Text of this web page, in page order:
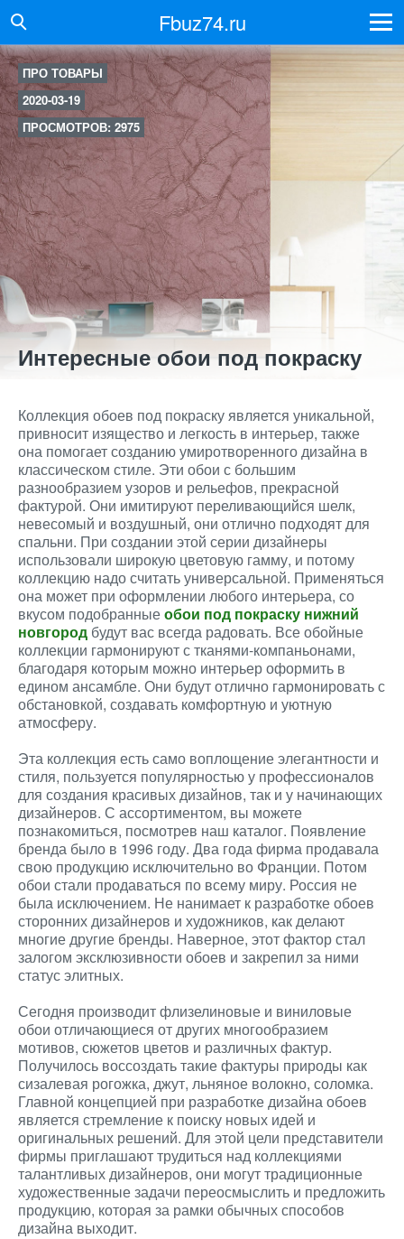
Fbuz74.ru
ПРО ТОВАРЫ
2020-03-19
ПРОСМОТРОВ: 2975
Интересные обои под покраску
Коллекция обоев под покраску является уникальной,
привносит изящество и легкость в интерьер, также
она помогает созданию умиротворенного дизайна в
классическом стиле. Эти обои с большим
разнообразием узоров и рельефов, прекрасной
фактурой. Они имитируют переливающийся шелк,
невесомый и воздушный, они отлично подходят для
спальни. При создании этой серии дизайнеры
использовали широкую цветовую гамму, и потому
коллекцию надо считать универсальной. Применяться
она может при оформлении любого интерьера, со
вкусом подобранныеобои под покраску нижний
новгород будут вас всегда радовать. Все обойные
коллекции гармонируют с тканями-компаньонами,
благодаря которым можно интерьер оформить в
едином ансамбле. Они будут отлично гармонировать с
обстановкой, создавать комфортную и уютную
атмосферу.
Эта коллекция есть само воплощение элегантности и
стиля, пользуется популярностью у профессионалов
для создания красивых дизайнов, так и у начинающих
дизайнеров. С ассортиментом, вы можете
познакомиться, посмотрев наш каталог. Появление
бренда было в 1996 году. Два года фирма продавала
свою продукцию исключительно во Франции. Потом
обои стали продаваться по всему миру. Россия не
была исключением. Не нанимает к разработке обоев
сторонних дизайнеров и художников, как делают
многие другие бренды. Наверное, этот фактор стал
залогом эксклюзивности обоев и закрепил за ними
статус элитных.
Сегодня производит флизелиновые и виниловые
обои отличающиеся от других многообразием
мотивов, сюжетов цветов и различных фактур.
Получилось воссоздать такие фактуры природы как
сизалевая рогожка, джут, льняное волокно, соломка.
Главной концепцией при разработке дизайна обоев
является стремление к поиску новых идей и
оригинальных решений. Для этой цели представители
фирмы приглашают трудиться над коллекциями
талантливых дизайнеров, они могут традиционные
художественные задачи переосмыслить и предложить
продукцию, которая за рамки обычных способов
дизайна выходит.